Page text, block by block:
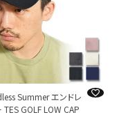
Summer エンドレ
TES GOLF LOW CAP